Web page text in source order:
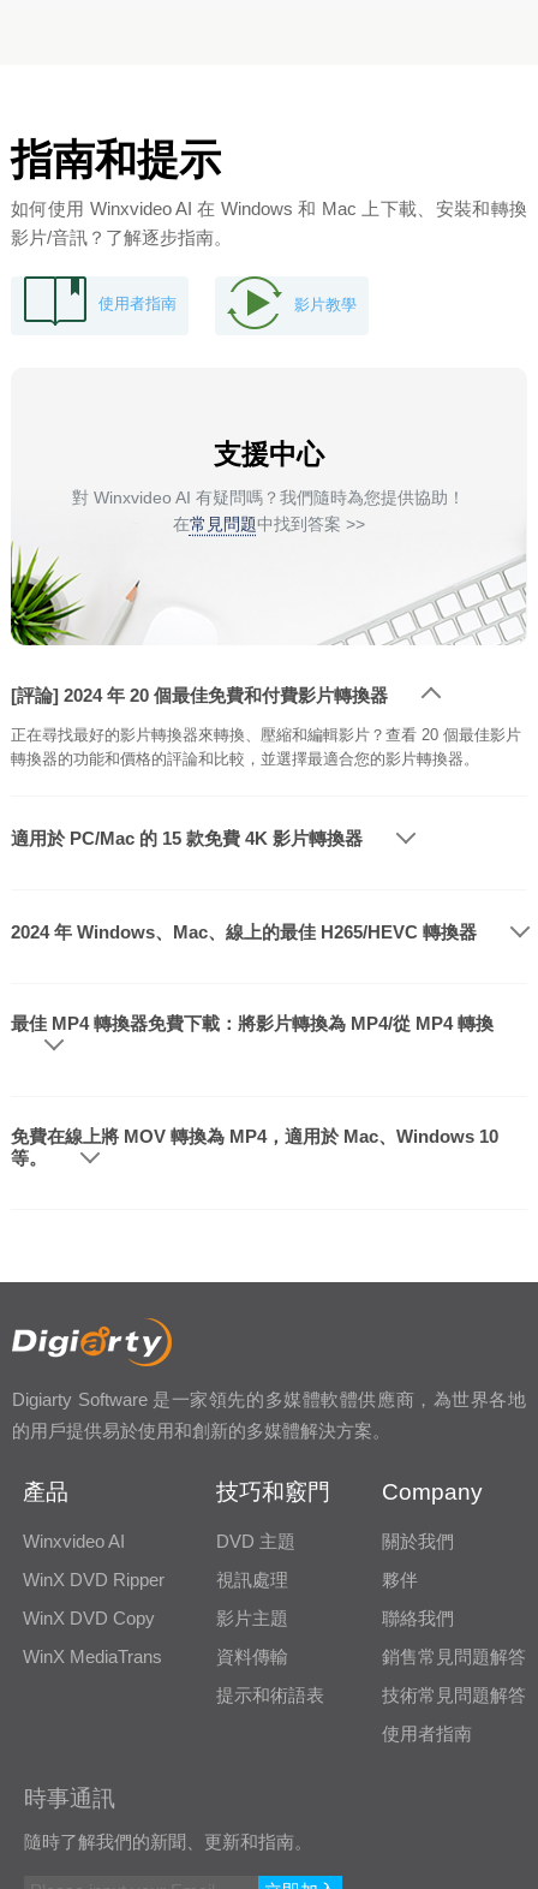
指南和提示
如何使用 Winxvideo AI 在 Windows 和 Mac 上下載、安裝和轉換
影片/音訊？了解逐步指南。
使用者指南 影片教學
支援中心
對 Winxvideo AI 有疑問嗎？我們隨時為您提供協助！
在常見問題中找到答案 >>
[評論] 2024 年 20 個最佳免費和付費影片轉換器
正在尋找最好的影片轉換器來轉換、壓縮和編輯影片？查看 20 個最佳影片
轉換器的功能和價格的評論和比較，並選擇最適合您的影片轉換器。
適用於 PC/Mac 的 15 款免費 4K 影片轉換器
2024 年 Windows、Mac、線上的最佳 H265/HEVC 轉換器
最佳 MP4 轉換器免費下載：將影片轉換為 MP4/從 MP4 轉換
免費在線上將 MOV 轉換為 MP4，適用於 Mac、Windows 10
等。
Digiarty Software 是一家領先的多媒體軟體供應商，為世界各地
的用戶提供易於使用和創新的多媒體解決方案。
產品
Winxvideo AI
WinX DVD Ripper
WinX DVD Copy
WinX MediaTrans
技巧和竅門
DVD 主題
視訊處理
影片主題
資料傳輸
提示和術語表
Company
關於我們
夥伴
聯絡我們
銷售常見問題解答
技術常見問題解答
使用者指南
時事通訊
隨時了解我們的新聞、更新和指南。